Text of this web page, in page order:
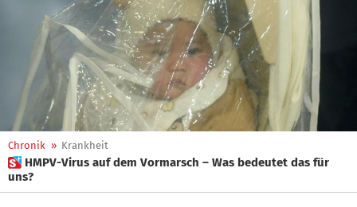
Chronik » Krankheit
 HMPV-Virus auf dem Vormarsch – Was bedeutet das für
uns?